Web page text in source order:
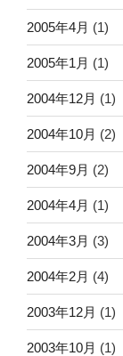
2005年4月 (1)
2005年1月 (1)
2004年12月 (1)
2004年10月 (2)
2004年9月 (2)
2004年4月 (1)
2004年3月 (3)
2004年2月 (4)
2003年12月 (1)
2003年10月 (1)